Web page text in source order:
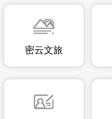
密云文旅